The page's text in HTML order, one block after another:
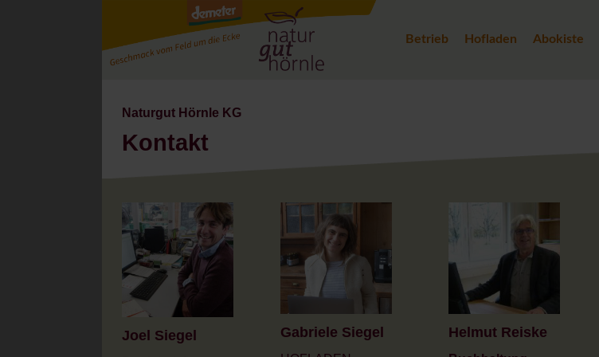
Betrieb Hofladen Abokiste
Naturgut Hörnle KG
Kontakt
Joel Siegel Gabriele Siegel Helmut Reiske